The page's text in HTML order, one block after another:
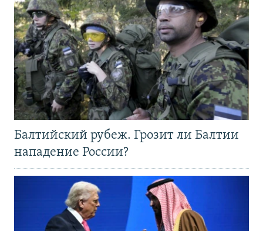
Балтийский рубеж. Грозит ли Балтии
нападение России?